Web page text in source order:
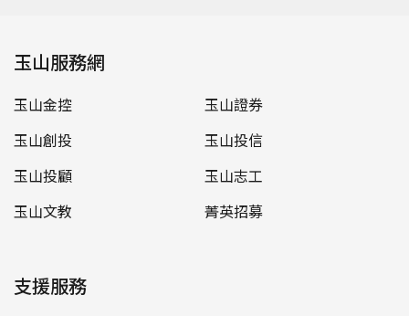
玉山服務網
玉山金控
玉山證券
玉山創投
玉山投信
玉山投顧
玉山志工
玉山文教
菁英招募
支援服務